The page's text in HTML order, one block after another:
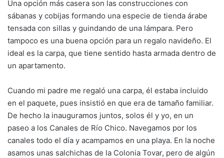
Una opción más casera son las construcciones con
sábanas y cobijas formando una especie de tienda árabe
tensada con sillas y guindando de una lámpara. Pero
tampoco es una buena opción para un regalo navideño. El
ideal es la carpa, que tiene sentido hasta armada dentro de
un apartamento.
Cuando mi padre me regaló una carpa, él estaba incluido
en el paquete, pues insistió en que era de tamaño familiar.
De hecho la inauguramos juntos, solos él y yo, en un
paseo a los Canales de Río Chico. Navegamos por los
canales todo el día y acampamos en una playa. En la noche
asamos unas salchichas de la Colonia Tovar, pero de algún